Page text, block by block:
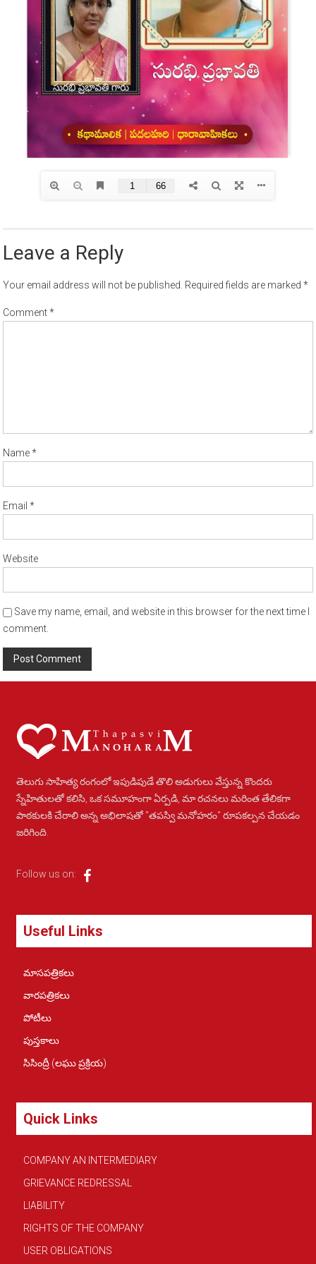
Leave a Reply
Your email address will not be published. Required fields are marked*
Comment*
Name*
Email*
Website
Save my name, email, and website in this browser for the next time I
comment.
తెలుగు సాహిత్య రంగంలో ఇపుడిపుడే తొలి అడుగులు వేస్తున్న కొందరు
స్నేహితులతో కలిసి, ఒక సమూహంగా ఏర్పడి, మా రచనలు మరింత తేలికగా
పాఠకులకి చేరాలి అన్న అభిలాషతో "తపస్వి మనోహరం" రూపకల్పన చేయడం
జరిగింది.
Follow us on:
Useful Links
మాసపత్రికలు
వారపత్రికలు
పోటీలు
పుస్తకాలు
సిసింద్రీ (లఘు ప్రక్రియ)
Quick Links
COMPANY AN INTERMEDIARY
GRIEVANCE REDRESSAL
LIABILITY
RIGHTS OF THE COMPANY
USER OBLIGATIONS